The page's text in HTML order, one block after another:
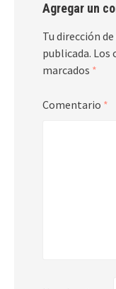
Agregar un
Tu dirección
publicada. Los
marcados *
Comentario *